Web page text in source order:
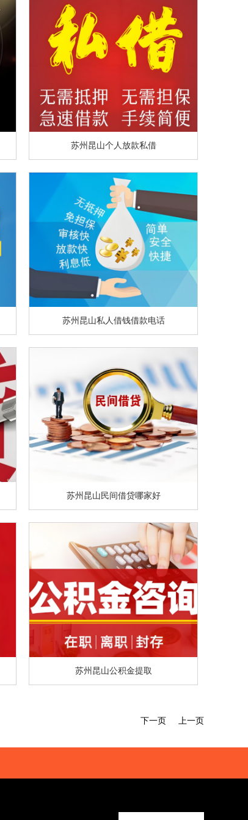
苏州昆山个人放款私借
苏州昆山私人借钱借款电话
苏州昆山民间借贷哪家好
苏州昆山公积金提取
上一页
下一页